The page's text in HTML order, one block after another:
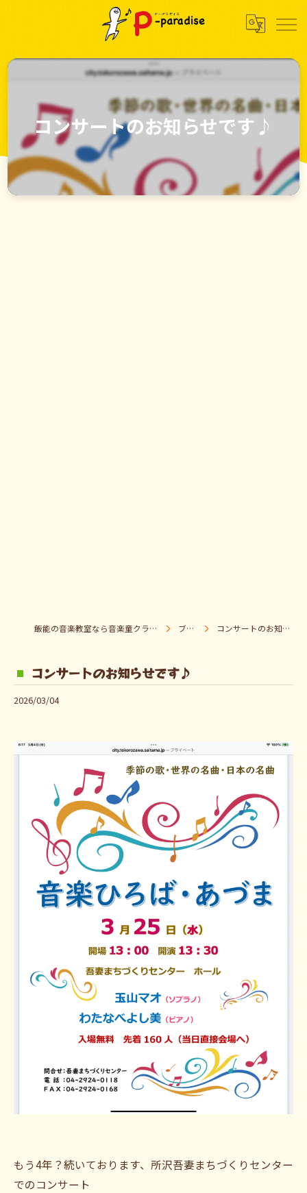
コンサートのお知らせです♪
飯能の音楽教室なら音楽童クラブ Pパラダイス ブログ コンサートのお知らせです♪
コンサートのお知らせです♪
2026/03/04
もう4年？続いております、所沢吾妻まちづくりセンター
でのコンサート